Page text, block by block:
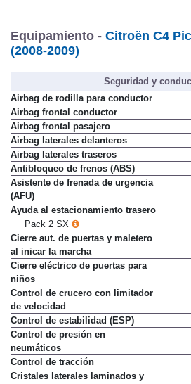
Equipamiento - Citroën C4
(2008-2009)
Seguridad y
Airbag de rodilla para conductor
Airbag frontal conductor
Airbag frontal pasajero
Airbag laterales delanteros
Airbag laterales traseros
Antibloqueo de frenos (ABS)
Asistente de frenada de urgencia
(AFU)
Ayuda al estacionamiento trasero
Pack 2 SX
Cierre aut. de puertas y maletero
al inicar la marcha
Cierre eléctrico de puertas para
niños
Control de crucero con limitador
de velocidad
Control de estabilidad (ESP)
Control de presión en
neumáticos
Control de tracción
Cristales laterales laminados y